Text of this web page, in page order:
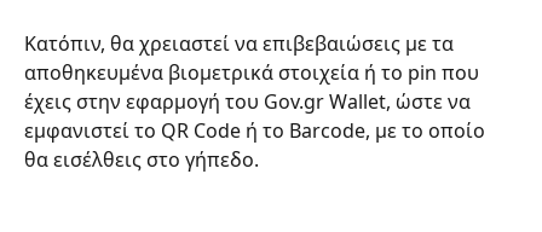
Κατόπιν, θα χρειαστεί να επιβεβαιώσεις με τα
αποθηκευμένα βιομετρικά στοιχεία ή το pin που
έχεις στην εφαρμογή του Gov.gr Wallet, ώστε να
εμφανιστεί το QR Code ή το Barcode, με το οποίο
θα εισέλθεις στο γήπεδο.